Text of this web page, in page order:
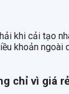
khi cải tạo
khoản
chỉ vì giá